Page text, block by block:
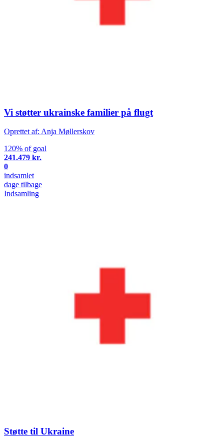
Vi støtter ukrainske familier på flugt
Oprettet af: Anja Møllerskov
120% of goal
241.479 kr.
0
indsamlet
dage tilbage
Indsamling
Støtte til Ukraine